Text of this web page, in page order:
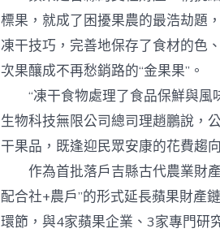
標果，就成了困擾果農的最浩劫題
凍干技巧，完善地保存了食材的色
次果釀成不再愁銷路的“金果果”。
“凍干食物處理了食品保鮮與風
生物科技無限公司總司理趙鵬說，
干果品，既逢迎民眾安康的花費趨
作為首批落戶吉縣古代農業財產
配合社+農戶”的形式延長蘋果財產
環節，與4家蘋果企業、3家專門研